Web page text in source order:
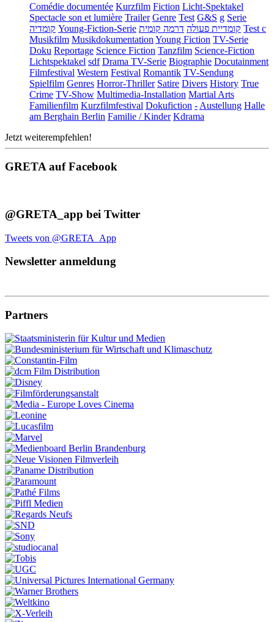
Comédie documentée Kurzfilm Fiction Licht-Spektakel
Spectacle son et lumière Trailer Genre Test G&S g Serie
קומדיה Young-Fiction-Serie קומדיית פעולה דרמה קומית
Test c
Musikfilm Musikdokumentation Young Fiction TV-Serie
Doku Reportage Science Fiction Tanzfilm Science-Fiction
Lichtspektakel sdf Drama TV-Serie Biographie Docutainment
Filmfestival Western Festival Romantik TV-Sendung
Spielfilm Genres Horror-Thriller Satire Divers History True
Crime TV-Show Multimedia-Installation Martial Arts
Familienfilm Kurzfilmfestival Dokufiction - Austellung Halle
am Berghain Berlin Familie / Kinder Kdrama
Jetzt weiterempfehlen!
GRETA auf Facebook
@GRETA_app bei Twitter
Tweets von @GRETA_App
Newsletter anmeldung
Partners